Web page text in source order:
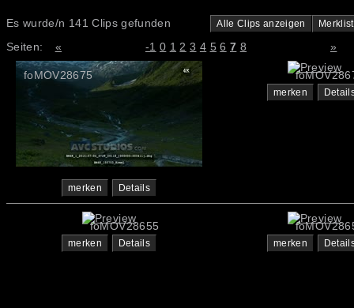
Es wurde/n 141 Clips gefunden Alle Clips anzeigen
Seiten: « -1 0 1 2 3 4 5 6 7 8 »
foMOV28675
merken Details
merken
foMOV28655
merken Details merken